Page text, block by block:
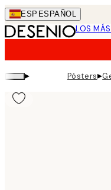
Skip
to
main
ESP ESPAÑOL
LOS
▸ Pósters▸